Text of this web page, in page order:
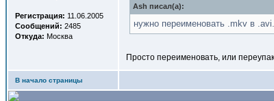
Регистрация: 11.06.2005
Сообщений: 2485
Откуда: Москва
Ash писал(a):
нужно переименовать .mkv в .avi.
Просто переименовать, или
В начало страницы